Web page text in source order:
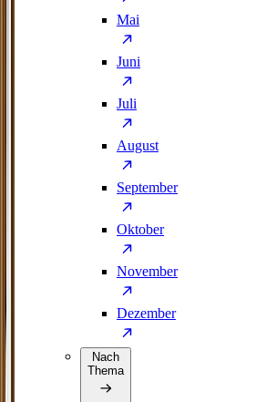
Mai
Juni
Juli
August
September
Oktober
November
Dezember
Nach
Thema